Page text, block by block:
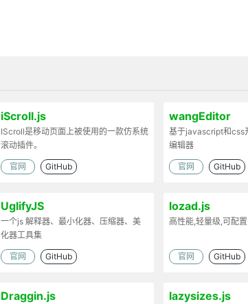
iScroll.js
IScroll是移动页面上被使用的一款仿系统
滚动插件。
官网 GitHub
wangEditor
基于javascript和css
编辑器
官网 GitHub
UglifyJS
一个js 解释器、最小化器、压缩器、美
化器工具集
官网 GitHub
lozad.js
高性能,轻量级,可配
官网 GitHub
Draggin.js lazysizes.js